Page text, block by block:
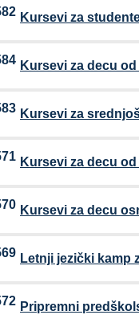
Kursevi za
Kursevi za decu
Kursevi za
Kursevi za decu
Kursevi za decu
Letnji jezički kamp
Pripremni